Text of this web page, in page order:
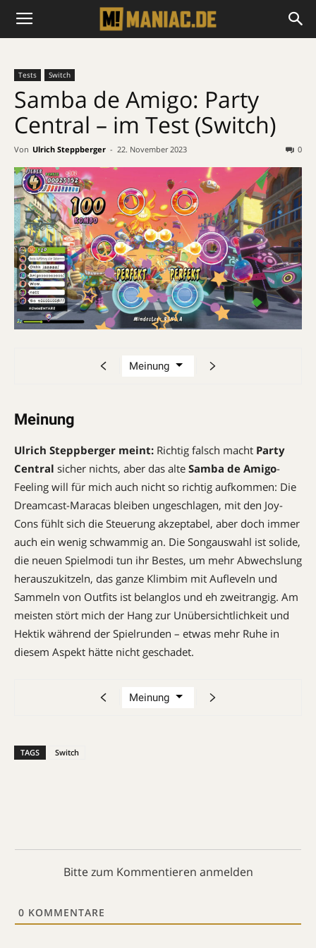
Tests Switch
Samba de Amigo: Party
Central – im Test (Switch)
Von Ulrich Steppberger - 22. November 2023 0
Meinung
Ulrich Steppberger meint: Richtig falsch macht Party
Central sicher nichts, aber das alte Samba de Amigo-
Feeling will für mich auch nicht so richtig aufkommen: Die
Dreamcast-Maracas bleiben ungeschlagen, mit den Joy-
Cons fühlt sich die Steuerung akzeptabel, aber doch immer
auch ein wenig schwammig an. Die Songauswahl ist solide,
die neuen Spielmodi tun ihr Bestes, um mehr Abwechslung
herauszukitzeln, das ganze Klimbim mit Aufleveln und
Sammeln von Outfits ist belanglos und eh zweitrangig. Am
meisten stört mich der Hang zur Unübersichtlichkeit und
Hektik während der Spielrunden – etwas mehr Ruhe in
diesem Aspekt hätte nicht geschadet.
TAGS Switch
Bitte zum Kommentieren anmelden
0 KOMMENTARE